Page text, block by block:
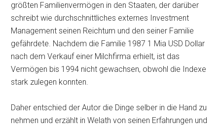
größten Familienvermögen in den Staaten, der darüber
schreibt wie durchschnittliches externes Investment
Management seinen Reichtum und den seiner Familie
gefährdete. Nachdem die Familie 1987 1 Mia USD Dollar
nach dem Verkauf einer Milchfirma erhielt, ist das
Vermögen bis 1994 nicht gewachsen, obwohl die Indexe
stark zulegen konnten.
Daher entschied der Autor die Dinge selber in die Hand zu
nehmen und erzählt in Welath von seinen Erfahrungen und